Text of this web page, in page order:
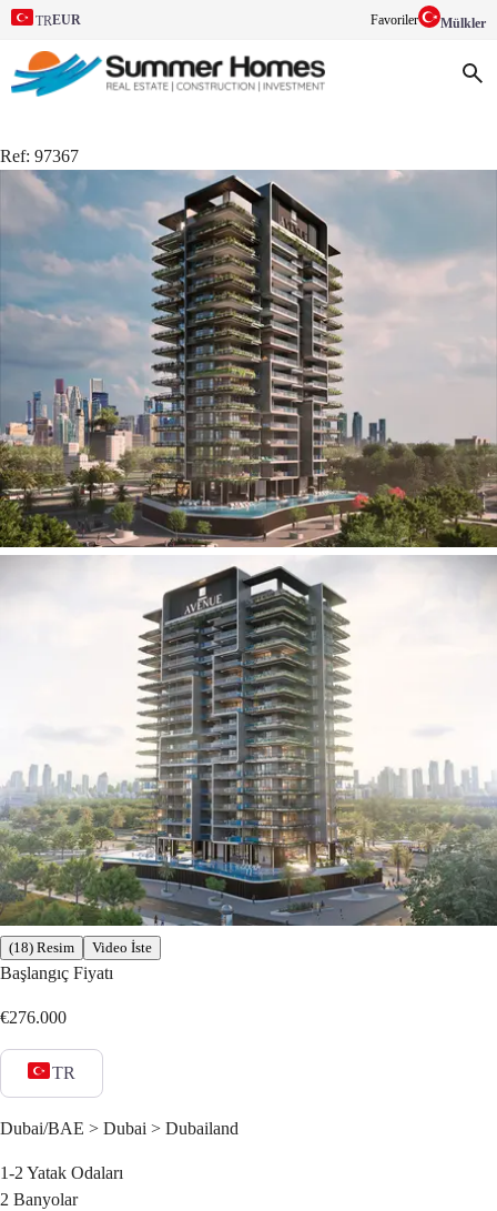
TREUR Favoriler Mülkler
Ref: 97367
(18) Resim Video İste
Başlangıç Fiyatı
€276.000
TR
Dubai/BAE > Dubai > Dubailand
1-2 Yatak Odaları
2 Banyolar